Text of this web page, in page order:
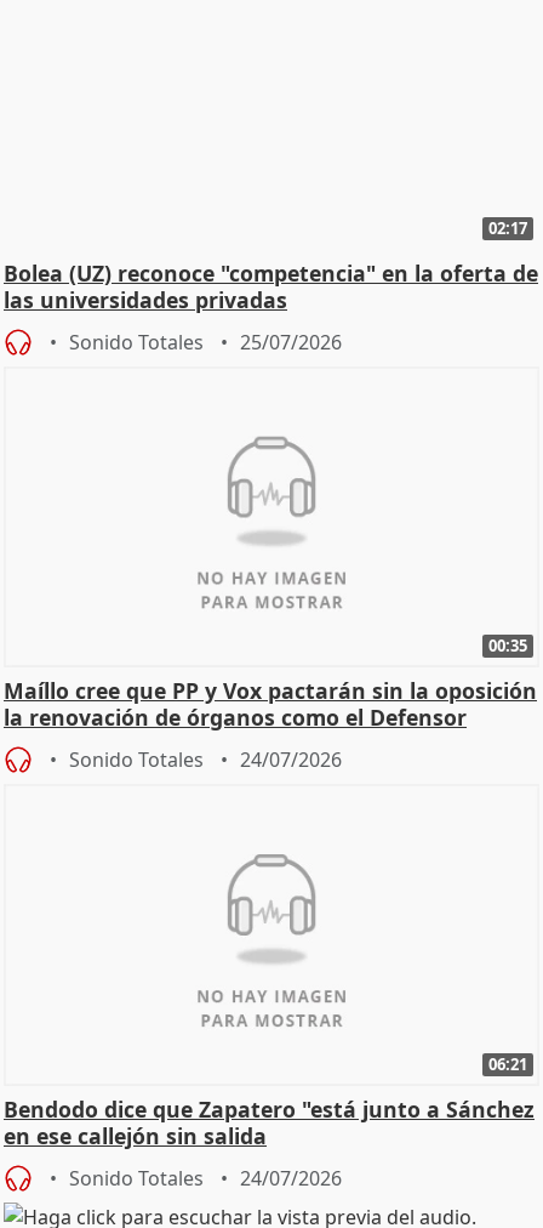
02:17
Bolea (UZ) reconoce "competencia" en la oferta de
las universidades privadas
Sonido Totales 25/07/2026
00:35
Maíllo cree que PP y Vox pactarán sin la oposición
la renovación de órganos como el Defensor
Sonido Totales 24/07/2026
06:21
Bendodo dice que Zapatero "está junto a Sánchez
en ese callejón sin salida
Sonido Totales 24/07/2026